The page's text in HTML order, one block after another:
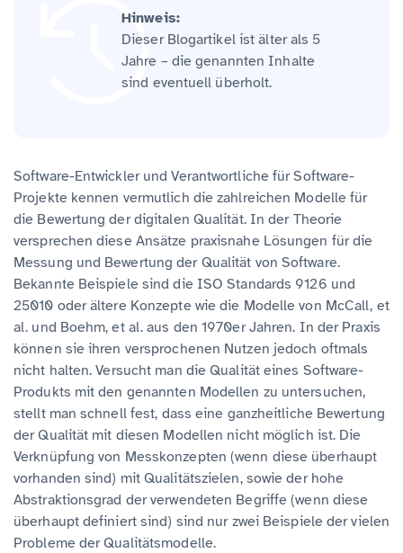
Hinweis:
Dieser Blogartikel ist älter als 5
Jahre – die genannten Inhalte
sind eventuell überholt.
Software-Entwickler und Verantwortliche für Software-
Projekte kennen vermutlich die zahlreichen Modelle für
die Bewertung der digitalen Qualität. In der Theorie
versprechen diese Ansätze praxisnahe Lösungen für die
Messung und Bewertung der Qualität von Software.
Bekannte Beispiele sind die ISO Standards 9126 und
25010 oder ältere Konzepte wie die Modelle von McCall, et
al. und Boehm, et al. aus den 1970er Jahren. In der Praxis
können sie ihren versprochenen Nutzen jedoch oftmals
nicht halten. Versucht man die Qualität eines Software-
Produkts mit den genannten Modellen zu untersuchen,
stellt man schnell fest, dass eine ganzheitliche Bewertung
der Qualität mit diesen Modellen nicht möglich ist. Die
Verknüpfung von Messkonzepten (wenn diese überhaupt
vorhanden sind) mit Qualitätszielen, sowie der hohe
Abstraktionsgrad der verwendeten Begriffe (wenn diese
überhaupt definiert sind) sind nur zwei Beispiele der vielen
Probleme der Qualitätsmodelle.